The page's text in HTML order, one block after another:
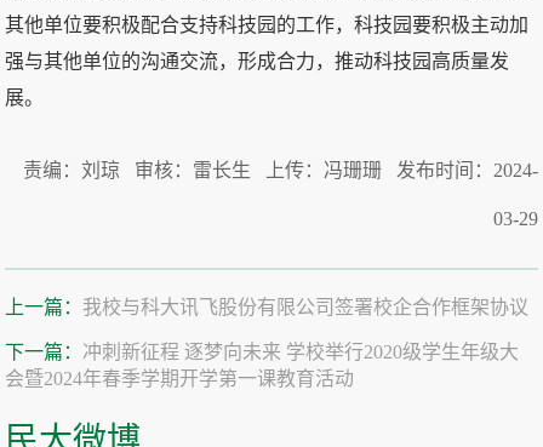
其他单位要积极配合支持科技园的工作，科技园要积极主动加
强与其他单位的沟通交流，形成合力，推动科技园高质量发
展。
责编：刘琼 审核：雷长生 上传：冯珊珊 发布时间：2024-
03-29
上一篇： 我校与科大讯飞股份有限公司签署校企合作框架协议
下一篇： 冲刺新征程 逐梦向未来 学校举行2020级学生年级大
会暨2024年春季学期开学第一课教育活动